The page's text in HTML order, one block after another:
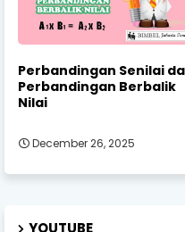
Perbandingan Senilai
Perbandingan Berbalik
Nilai
December 26, 2025
YOUTUBE